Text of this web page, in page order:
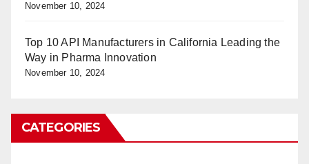
November 10, 2024
Top 10 API Manufacturers in California Leading the
Way in Pharma Innovation
November 10, 2024
CATEGORIES